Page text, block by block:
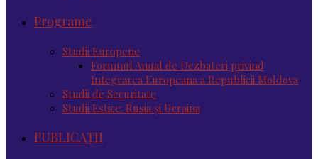
Programe
Studii Europene
Forumul Anual de Dezbateri privind
Integrarea Europeana a Republicii Moldova
Studii de Securitate
Studii Estice: Rusia și Ucraina
PUBLICAȚII